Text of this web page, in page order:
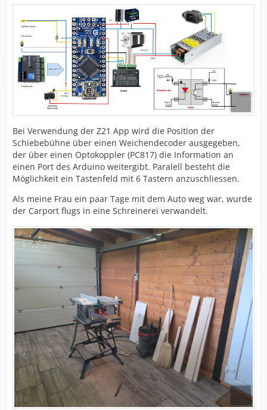
Bei Verwendung der Z21 App wird die Position der
Schiebebühne über einen Weichendecoder ausgegeben,
der über einen Optokoppler (PC817) die Information an
einen Port des Arduino weitergibt. Paralell besteht die
Möglichkeit ein Tastenfeld mit 6 Tastern anzuschliessen.
Als meine Frau ein paar Tage mit dem Auto weg war, wurde
der Carport flugs in eine Schreinerei verwandelt.